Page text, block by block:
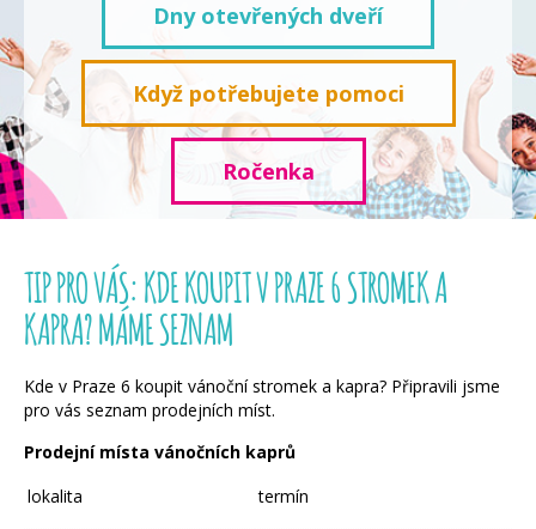
Dny otevřených dveří
Když potřebujete pomoci
Ročenka
TIP PRO VÁS: KDE KOUPIT V PRAZE 6 STROMEK A
KAPRA? MÁME SEZNAM
Kde v Praze 6 koupit vánoční stromek a kapra? Připravili jsme
pro vás seznam prodejních míst.
Prodejní místa vánočních kaprů
lokalita
termín